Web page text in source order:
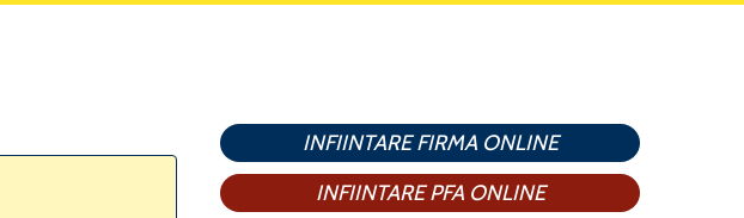
INFIINTARE FIRMA ONLINE
INFIINTARE PFA ONLINE